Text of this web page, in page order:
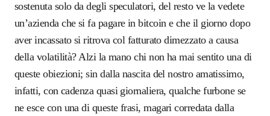
sostenuta solo da degli speculatori, del resto ve la vedete
un’azienda che si fa pagare in bitcoin e che il giorno dopo
aver incassato si ritrova col fatturato dimezzato a causa
della volatilità? Alzi la mano chi non ha mai sentito una di
queste obiezioni; sin dalla nascita del nostro amatissimo,
infatti, con cadenza quasi giornaliera, qualche furbone se
ne esce con una di queste frasi, magari corredata dalla